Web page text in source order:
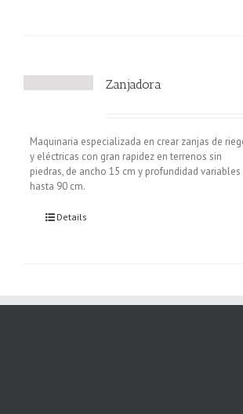
Zanjadora
Maquinaria especializada en crear zanjas de
y eléctricas con gran rapidez en terrenos sin
piedras, de ancho 15 cm y profundidad variables
hasta 90 cm.
Details